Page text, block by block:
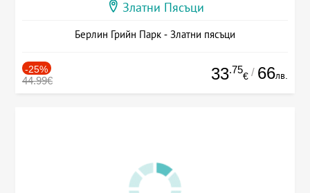
Златни Пясъци
Берлин Грийн Парк - Златни пясъци
-25%
44.99€ 33.75
€ / 66лв.